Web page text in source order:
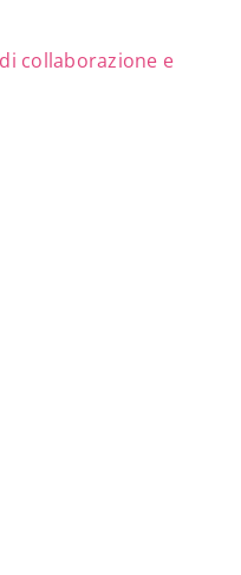
collaborazione e